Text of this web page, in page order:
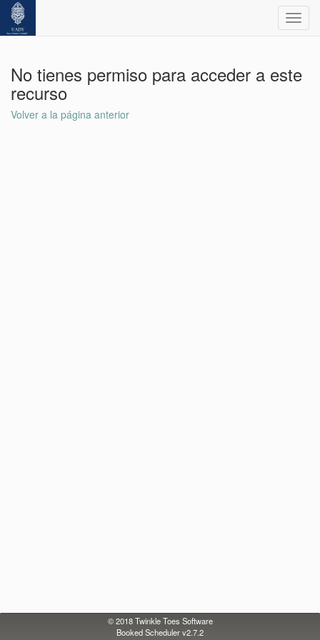
No tienes permiso para acceder a este
recurso
Volver a la página anterior
© 2018Twinkle Toes Software
Booked Scheduler v2.7.2